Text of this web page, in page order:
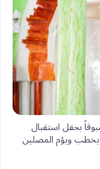
بحفل استقبال
ويؤم المصلين